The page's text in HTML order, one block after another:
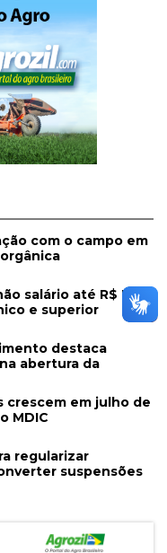
com o campo em
salário até R$ 7 mil
e superior
destaca
abertura da
crescem em julho de
MDIC
regularizar
suspensões